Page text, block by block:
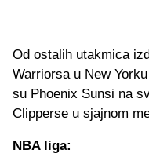
Od ostalih utakmica
Warriorsa u New
su Phoenix Sunsi na
Clipperse u sjajnom
NBA liga: